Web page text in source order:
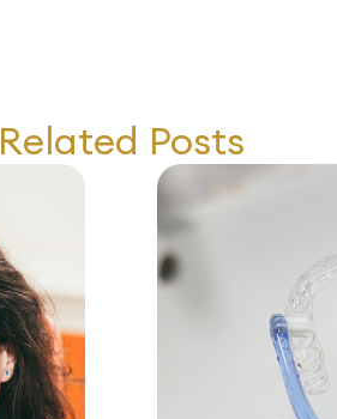
Related Posts